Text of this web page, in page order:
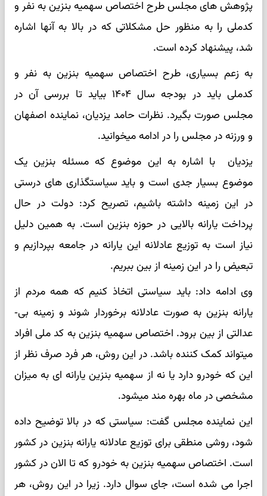
پژوهش ­های مجلس طرح اختصاص سهمیه بنزین به نفر و
کدملی را به منظور حل مشکلاتی که در بالا به آن­ها اشاره
شد، پیشنهاد کرده است.
به زعم بسیاری، طرح اختصاص سهمیه بنزین به نفر و
کدملی باید در بودجه سال ۱۴۰۴ بیاید تا بررسی آن در
مجلس صورت بگیرد. نظرات حامد یزدیان، نماینده اصفهان
و ورزنه در مجلس را در ادامه می­خوانید.
یزدیان با اشاره به این موضوع که مسئله بنزین یک
موضوع بسیار جدی است و باید سیاست­گذاری­ های درستی
در این زمینه داشته باشیم، تصریح کرد: دولت در حال
پرداخت یارانه بالایی در حوزه بنزین است. به همین دلیل
نیاز است به توزیع عادلانه این یارانه در جامعه بپردازیم و
تبعیض را در این زمینه از بین ببریم.
وی ادامه داد: باید سیاستی اتخاذ کنیم که همه مردم از
یارانه بنزین به صورت عادلانه برخوردار شوند و زمینه بی­
عدالتی از بین برود. اختصاص سهمیه بنزین به کد ملی افراد
می­تواند کمک­ کننده باشد. در این روش، هر فرد صرف نظر از
این که خودرو دارد یا نه از سهمیه بنزین یارانه ­ای به میزان
مشخصی در ماه بهره ­مند می­شود.
این نماینده مجلس گفت: سیاستی که در بالا توضیح داده
شود، روشی منطقی برای توزیع عادلانه یارانه بنزین در کشور
است. اختصاص سهمیه بنزین به خودرو که تا الان در کشور
اجرا می­ شده است، جای سوال دارد. زیرا در این روش، هر